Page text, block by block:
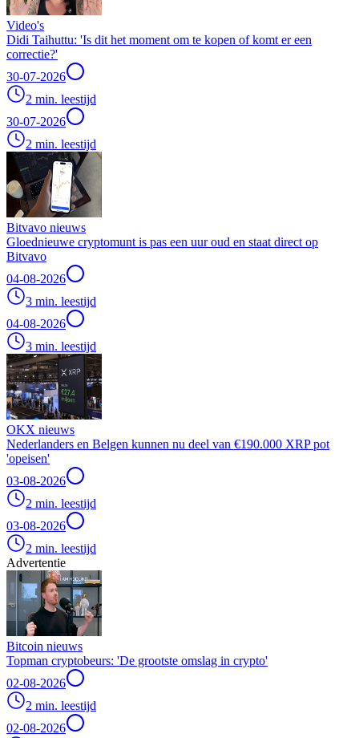
Video's
Didi Taihuttu: 'Is dit het moment om te kopen of komt er een
correctie?'
30-07-2026
2 min. leestijd
30-07-2026
2 min. leestijd
Bitvavo nieuws
Gloednieuwe cryptomunt is pas een uur oud en staat direct op
Bitvavo
04-08-2026
3 min. leestijd
04-08-2026
3 min. leestijd
OKX nieuws
Nederlanders en Belgen kunnen nu deel van €190.000 XRP pot
'opeisen'
03-08-2026
2 min. leestijd
03-08-2026
2 min. leestijd
Advertentie
Bitcoin nieuws
Topman cryptobeurs: 'De grootste omslag in crypto'
02-08-2026
2 min. leestijd
02-08-2026